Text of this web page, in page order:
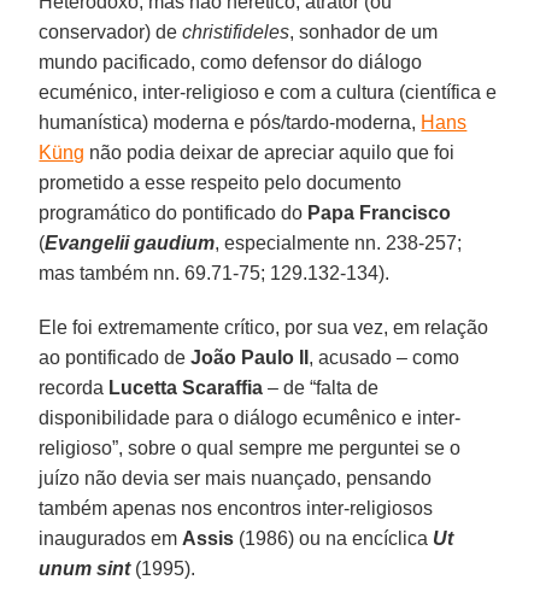
conservador) dechristifideles, sonhador de um
mundo pacificado, como defensor do diálogo
ecuménico, inter-religioso e com a cultura (científica e
humanística) moderna e pós/tardo-moderna, Hans
Küng não podia deixar de apreciar aquilo que foi
prometido a esse respeito pelo documento
programático do pontificado do Papa Francisco
(Evangelii gaudium, especialmente nn. 238-257;
mas também nn. 69.71-75; 129.132-134).
Ele foi extremamente crítico, por sua vez, em relação
ao pontificado deJoão Paulo II , acusado – como
recorda Lucetta Scaraffia – de “falta de
disponibilidade para o diálogo ecumênico e inter-
religioso”, sobre o qual sempre me perguntei se o
juízo não devia ser mais nuançado, pensando
também apenas nos encontros inter-religiosos
inaugurados em Assis (1986) ou na encíclica Ut
unum sint(1995).